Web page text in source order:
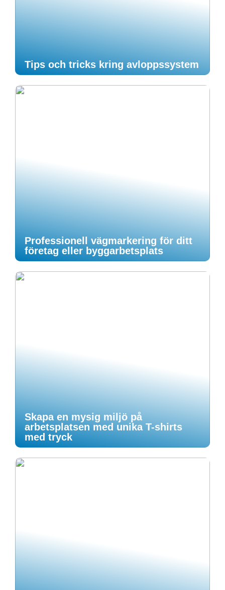
Tips och tricks kring avloppssystem
Professionell vägmarkering för ditt
företag eller byggarbetsplats
Skapa en mysig miljö på
arbetsplatsen med unika T-shirts
med tryck